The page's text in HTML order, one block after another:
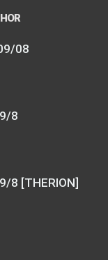
08
8
8 [THERION]